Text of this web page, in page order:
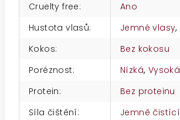
Cruelty free:
Ano
Hustota vlasů: Jemné vlasy,
Kokos:
Bez kokosu
Poréznost: Nízká, Vysoká
Protein:
Bez proteinu
Síla čištění:
Jemně čistící